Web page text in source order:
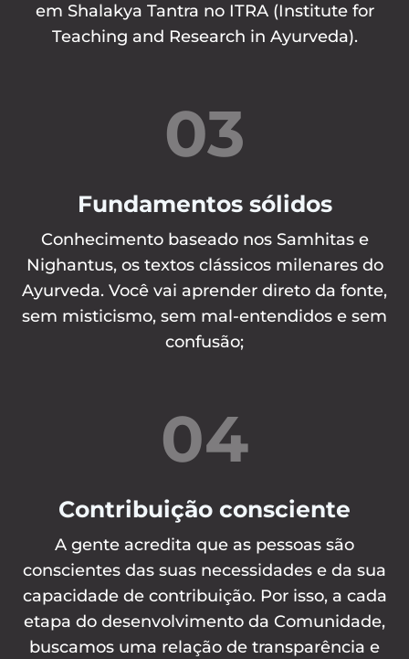
em Shalakya Tantra no ITRA (Institute for
Teaching and Research in Ayurveda).
03
Fundamentos sólidos
Conhecimento baseado nos Samhitas e
Nighantus, os textos clássicos milenares do
Ayurveda. Você vai aprender direto da fonte,
sem misticismo, sem mal-entendidos e sem
confusão;
04
Contribuição consciente
A gente acredita que as pessoas são
conscientes das suas necessidades e da sua
capacidade de contribuição. Por isso, a cada
etapa do desenvolvimento da Comunidade,
buscamos uma relação de transparência e